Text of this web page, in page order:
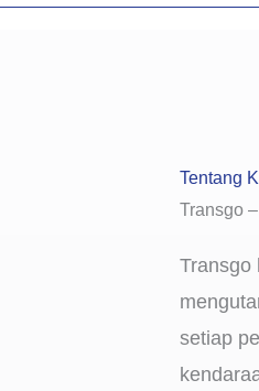
Tentang
Transgo
Transgo
setiap